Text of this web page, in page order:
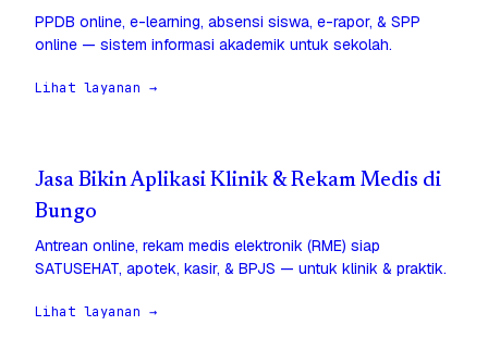
PPDB online, e-learning, absensi siswa, e-rapor, & SPP
online — sistem informasi akademik untuk sekolah.
Lihat layanan →
Jasa Bikin Aplikasi Klinik & Rekam Medis di
Bungo
Antrean online, rekam medis elektronik (RME) siap
SATUSEHAT, apotek, kasir, & BPJS — untuk klinik & praktik.
Lihat layanan →